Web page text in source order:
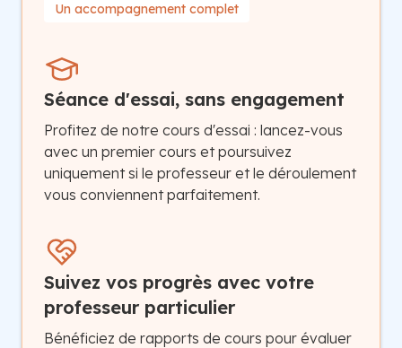
Un accompagnement complet
Séance d'essai, sans engagement
Profitez de notre cours d'essai : lancez-vous
avec un premier cours et poursuivez
uniquement si le professeur et le déroulement
vous conviennent parfaitement.
Suivez vos progrès avec votre
professeur particulier
Bénéficiez de rapports de cours pour évaluer